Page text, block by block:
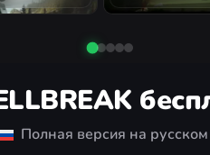
Resynced City Car
Полная версия на